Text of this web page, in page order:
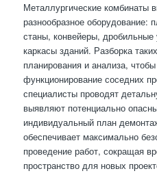
Металлургические комбинаты
разнообразное оборудование:
станы, конвейеры, дробильные
каркасы зданий. Разборка
планирования и анализа,
функционирование соседних
специалисты проводят
выявляют потенциально
индивидуальный план
обеспечивает максимально
проведение работ, сокращая
пространство для новых